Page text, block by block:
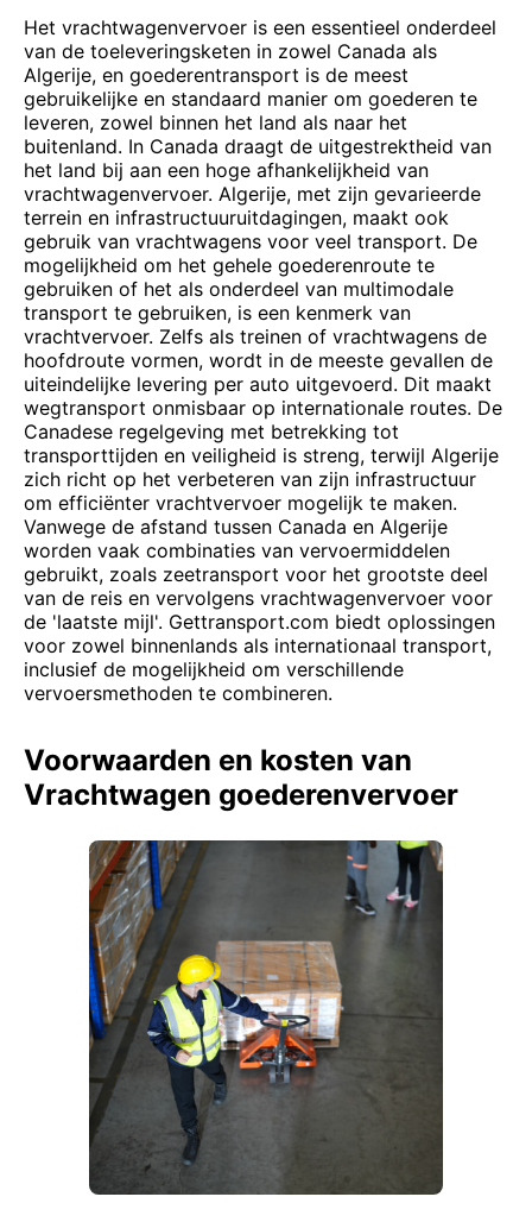
Het vrachtwagenvervoer is een essentieel onderdeel
van de toeleveringsketen in zowel Canada als
Algerije, en goederentransport is de meest
gebruikelijke en standaard manier om goederen te
leveren, zowel binnen het land als naar het
buitenland. In Canada draagt de uitgestrektheid van
het land bij aan een hoge afhankelijkheid van
vrachtwagenvervoer. Algerije, met zijn gevarieerde
terrein en infrastructuuruitdagingen, maakt ook
gebruik van vrachtwagens voor veel transport. De
mogelijkheid om het gehele goederenroute te
gebruiken of het als onderdeel van multimodale
transport te gebruiken, is een kenmerk van
vrachtvervoer. Zelfs als treinen of vrachtwagens de
hoofdroute vormen, wordt in de meeste gevallen de
uiteindelijke levering per auto uitgevoerd. Dit maakt
wegtransport onmisbaar op internationale routes. De
Canadese regelgeving met betrekking tot
transporttijden en veiligheid is streng, terwijl Algerije
zich richt op het verbeteren van zijn infrastructuur
om efficiënter vrachtvervoer mogelijk te maken.
Vanwege de afstand tussen Canada en Algerije
worden vaak combinaties van vervoermiddelen
gebruikt, zoals zeetransport voor het grootste deel
van de reis en vervolgens vrachtwagenvervoer voor
de 'laatste mijl'. Gettransport.com biedt oplossingen
voor zowel binnenlands als internationaal transport,
inclusief de mogelijkheid om verschillende
vervoersmethoden te combineren.
Voorwaarden en kosten van
Vrachtwagen goederenvervoer